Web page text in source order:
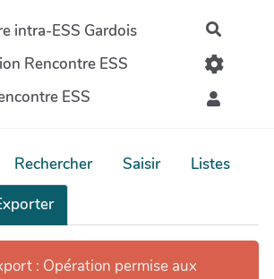
principal
intra-ESS Gardois
Rencontre ESS
ESS
Rechercher Saisir
Listes
: Opération permise aux